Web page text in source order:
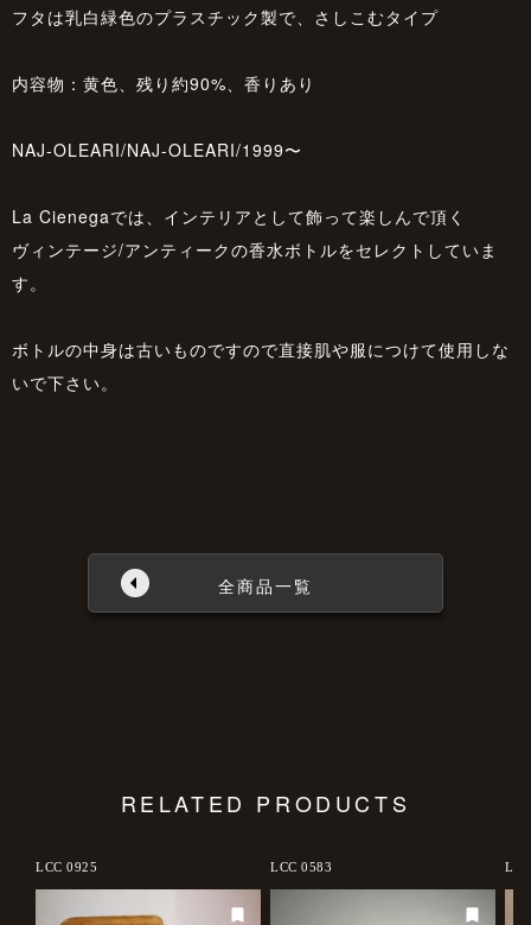
フタは乳白緑色のプラスチック製で、さしこむタイプ
内容物：黄色、残り約90%、香りあり
NAJ-OLEARI/NAJ-OLEARI/1999〜
La Cienegaでは、インテリアとして飾って楽しんで頂く
ヴィンテージ/アンティークの香水ボトルをセレクトしていま
す。
ボトルの中身は古いものですので直接肌や服につけて使用しな
いで下さい。
全商品一覧
RELATED PRODUCTS
LCC 0925 LCC 0583